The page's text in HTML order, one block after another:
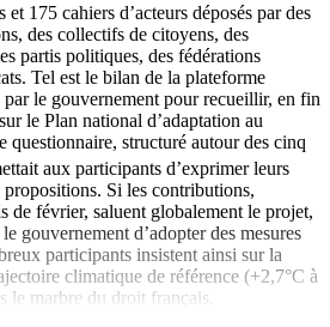
175 cahiers d’acteurs déposés par des
des ­collectifs de citoyens, des
partis politiques, des fédérations
Tel est le bilan de la plateforme
le gouvernement pour recueillir, en fin
le Plan national d’adaptation au
questionnaire, structuré autour des cinq
aux participants ­d’exprimer leurs
propositions. Si les contributions,
de février, saluent globalement le projet,
gouvernement d’adopter des mesures
participants insistent ainsi sur la
climatique de référence (+2,7°C à
le marbre du droit français.